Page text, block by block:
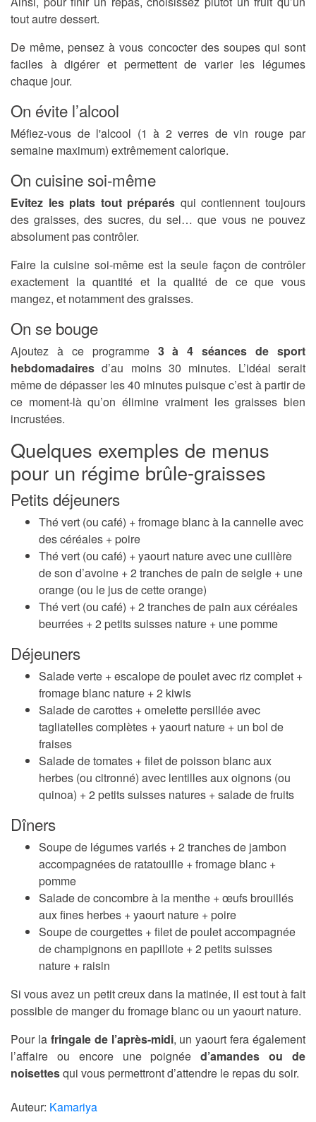
tout autre dessert.
De même, pensez à vous concocter des soupes qui sont
faciles à digérer et permettent de varier les légumes
chaque jour.
On évite l’alcool
Méfiez-vous de l'alcool (1 à 2 verres de vin rouge par
semaine maximum) extrêmement calorique.
On cuisine soi-même
Evitez les plats tout préparés qui contiennent toujours
des graisses, des sucres, du sel… que vous ne pouvez
absolument pas contrôler.
Faire la cuisine soi-même est la seule façon de contrôler
exactement la quantité et la qualité de ce que vous
mangez, et notamment des graisses.
On se bouge
Ajoutez à ce programme 3 à 4 séances de sport
hebdomadaires d’au moins 30 minutes. L’idéal serait
même de dépasser les 40 minutes puisque c’est à partir de
ce moment-là qu’on élimine vraiment les graisses bien
incrustées.
Quelques exemples de menus
pour un régime brûle-graisses
Petits déjeuners
Thé vert (ou café) + fromage blanc à la cannelle avec
des céréales + poire
Thé vert (ou café) + yaourt nature avec une cuillère
de son d’avoine + 2 tranches de pain de seigle + une
orange (ou le jus de cette orange)
Thé vert (ou café) + 2 tranches de pain aux céréales
beurrées + 2 petits suisses nature + une pomme
Déjeuners
Salade verte + escalope de poulet avec riz complet +
fromage blanc nature + 2 kiwis
Salade de carottes + omelette persillée avec
tagliatelles complètes + yaourt nature + un bol de
fraises
Salade de tomates + filet de poisson blanc aux
herbes (ou citronné) avec lentilles aux oignons (ou
quinoa) + 2 petits suisses natures + salade de fruits
Dîners
Soupe de légumes variés + 2 tranches de jambon
accompagnées de ratatouille + fromage blanc +
pomme
Salade de concombre à la menthe + œufs brouillés
aux fines herbes + yaourt nature + poire
Soupe de courgettes + filet de poulet accompagnée
de champignons en papillote + 2 petits suisses
nature + raisin
Si vous avez un petit creux dans la matinée, il est tout à fait
possible de manger du fromage blanc ou un yaourt nature.
Pour la fringale de l’après-midi, un yaourt fera également
l’affaire ou encore une poignéed’amandes ou de
noisettesqui vous permettront d’attendre le repas du soir.
Auteur: Kamariya